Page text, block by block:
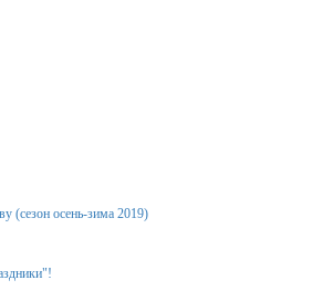
(сезон осень-зима 2019)